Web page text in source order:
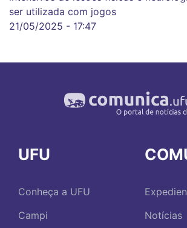
ser utilizada com jogos
21/05/2025 - 17:47
UFU
Conheça a UFU
Campi
Notícias